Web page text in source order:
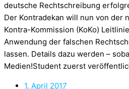
deutsche Rechtschreibung
Der Kontradekan will nun von der
Kontra-Kommission (KoKo)
Anwendung der falschen
lassen. Details dazu werden –
Medien!Student zuerst
1. April 2017